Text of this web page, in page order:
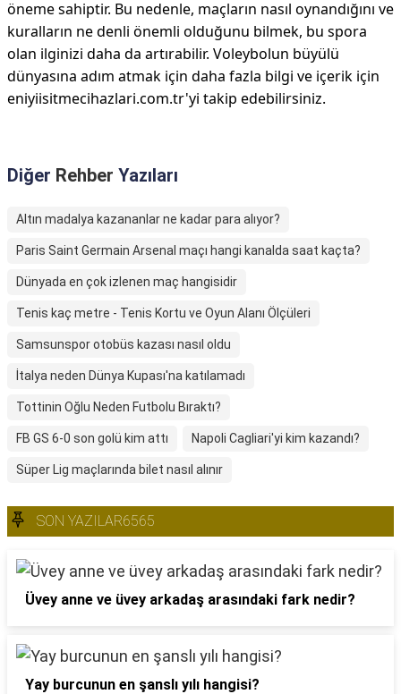
öneme sahiptir. Bu nedenle, maçların nasıl oynandığını ve
kuralların ne denli önemli olduğunu bilmek, bu spora
olan ilginizi daha da artırabilir. Voleybolun büyülü
dünyasına adım atmak için daha fazla bilgi ve içerik için
eniyiisitmecihazlari.com.tr'yi takip edebilirsiniz.
Diğer Rehber Yazıları
Altın madalya kazananlar ne kadar para alıyor?
Paris Saint Germain Arsenal maçı hangi kanalda saat kaçta?
Dünyada en çok izlenen maç hangisidir
Tenis kaç metre - Tenis Kortu ve Oyun Alanı Ölçüleri
Samsunspor otobüs kazası nasıl oldu
İtalya neden Dünya Kupası'na katılamadı
Tottinin Oğlu Neden Futbolu Bıraktı?
FB GS 6-0 son golü kim attı Napoli Cagliari'yi kim kazandı?
Süper Lig maçlarında bilet nasıl alınır
SON YAZILAR6565
Üvey anne ve üvey arkadaş arasındaki fark nedir?
Yay burcunun en şanslı yılı hangisi?